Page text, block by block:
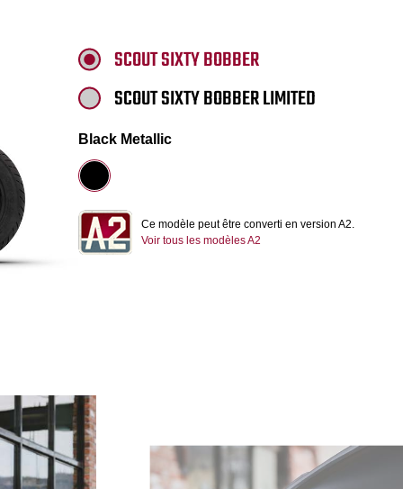
SCOUT SIXTY BOBBER
SCOUT SIXTY BOBBER LIMITED
Black Metallic
Ce modèle peut être converti en version A2.
Voir tous les modèles A2